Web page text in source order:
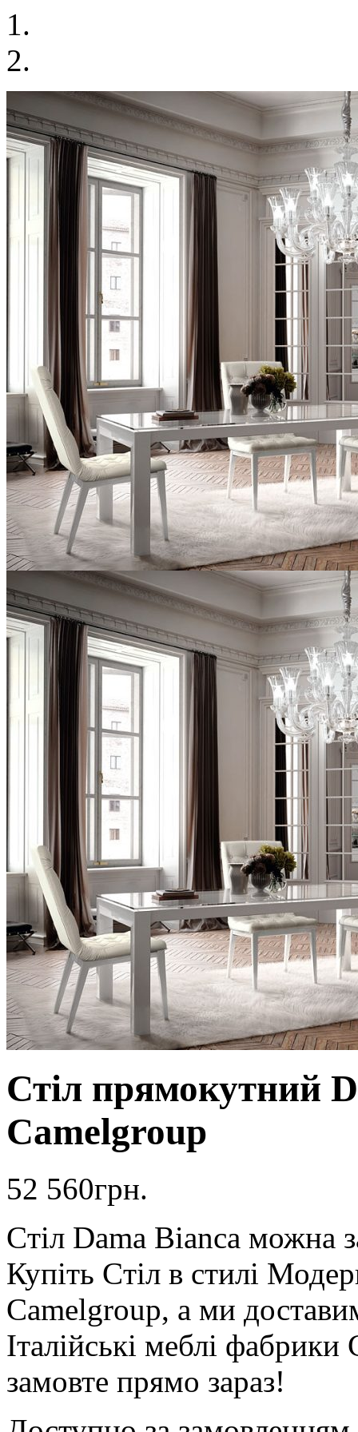
Стіл прямокутний
Camelgroup
52 560грн.
Cтіл Dama Bianca можна
Купіть Cтіл в стилі
Camelgroup, а ми
Італійські меблі
замовте прямо зараз!